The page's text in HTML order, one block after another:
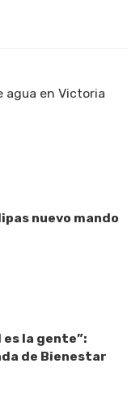
agua en Victoria
nuevo mando
la gente”:
de Bienestar